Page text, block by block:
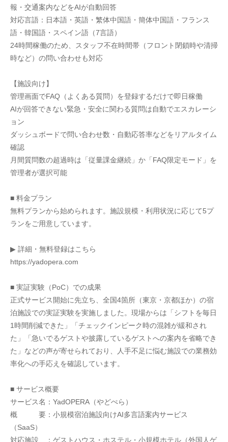
報・交通案内などをAIが自動回答
対応言語：日本語・英語・繁体中国語・簡体中国語・フランス
語・韓国語・スペイン語（7言語）
24時間稼働のため、スタッフ不在時間帯（フロント閉鎖時や清掃
時など）の問い合わせも対応
【施設向け】
管理画面でFAQ（よくある質問）を登録するだけで即日稼働
AIが回答できない緊急・安全に関わる質問は自動でエスカレーシ
ョン
ダッシュボードで問い合わせ数・自動応答率などをリアルタイム
確認
月間質問数の超過時は「従量課金継続」か「FAQ限定モード」を
管理者が選択可能
■ 料金プラン
無料プランから始められます。施設規模・利用状況に応じて5プ
ランをご用意しています。
▶ 詳細・無料登録はこちら
https://yadopera.com
■ 実証実験（PoC）での成果
正式サービス開始に先立ち、全国4箇所（東京・京都ほか）の宿
泊施設での実証実験を実施しました。現場からは「シフトを毎日
1時間削減できた」「チェックインピーク時の混雑が緩和され
た」「急いでるゲストや披露しているゲストへの案内を省略でき
た」などの声が寄せられており、人手不足に悩む施設での業務効
率化への手応えを確認しています。
■ サービス概要
サービス名：YadOPERA（やどぺら）
概　　　要：小規模宿泊施設向けAI多言語案内サービス
（SaaS）
対応施設　：ゲストハウス・ホステル・小規模ホテル（外国人ゲ